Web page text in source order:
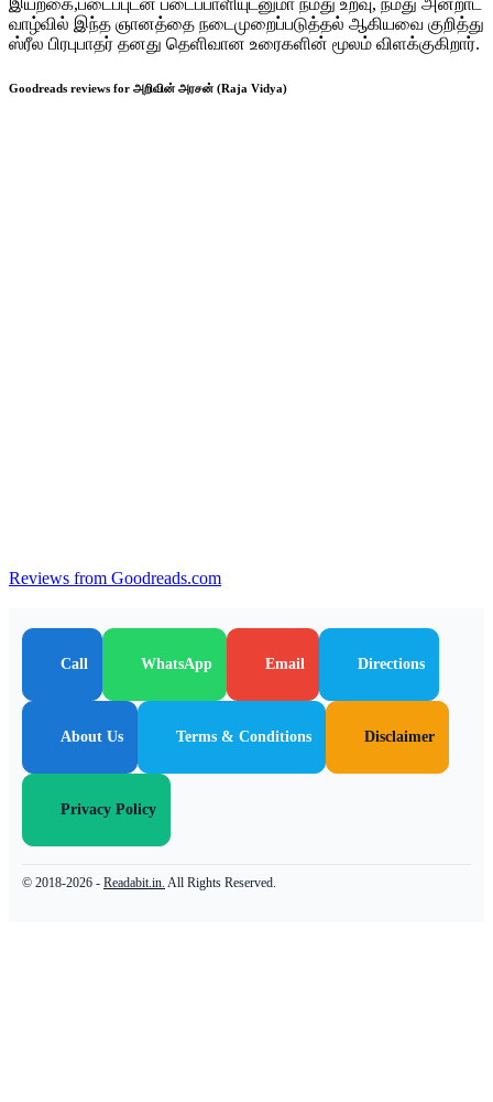
இயற்கை,படைப்புடன் படைப்பாளியுடனுமா நமது உறவு, நமது அன்றாட
வாழ்வில் இந்த ஞானத்தை நடைமுறைப்படுத்தல் ஆகியவை குறித்து
ஸ்ரீல பிரபுபாதர் தனது தெளிவான உரைகளின் மூலம் விளக்குகிறார்.
Goodreads reviews for அறிவின் அரசன் (Raja Vidya)
Reviews from Goodreads.com
Call WhatsApp Email Directions
About Us Terms & Conditions Disclaimer
Privacy Policy
© 2018-2026 - Readabit.in. All Rights Reserved.